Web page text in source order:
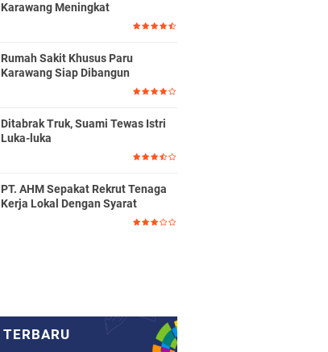
Karawang Meningkat
Rumah Sakit Khusus Paru
Karawang Siap Dibangun
Ditabrak Truk, Suami Tewas Istri
Luka-luka
PT. AHM Sepakat Rekrut Tenaga
Kerja Lokal Dengan Syarat